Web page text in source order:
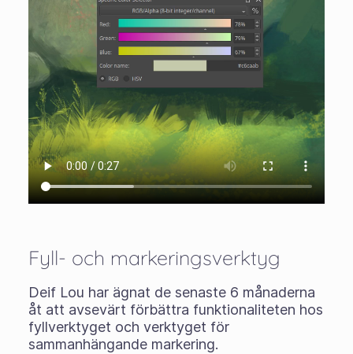
Fyll- och markeringsverktyg
Deif Lou har ägnat de senaste 6 månaderna
åt att avsevärt förbättra funktionaliteten hos
fyllverktyget och verktyget för
sammanhängande markering.